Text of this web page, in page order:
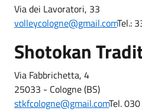
Via dei Lavoratori, 33
volleycologne@gmail.comTel.:
Shotokan
Via Fabbrichetta, 4
25033 - Cologne (BS)
stkfcologne@gmail.comTel.